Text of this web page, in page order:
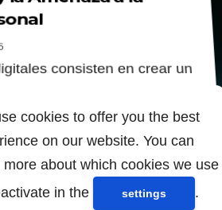
cookies to offer you the best
on our website. You can
more about which cookies we use
in the
settings .
consisten en crear un
privacidad sea sacrificada
Estas medidas no
son herramientas de